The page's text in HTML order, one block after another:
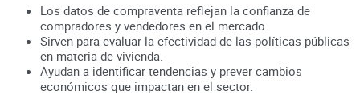
Los datos de compraventa reflejan la confianza de
compradores y vendedores en el mercado.
Sirven para evaluar la efectividad de las políticas públicas
en materia de vivienda.
Ayudan a identificar tendencias y prever cambios
económicos que impactan en el sector.